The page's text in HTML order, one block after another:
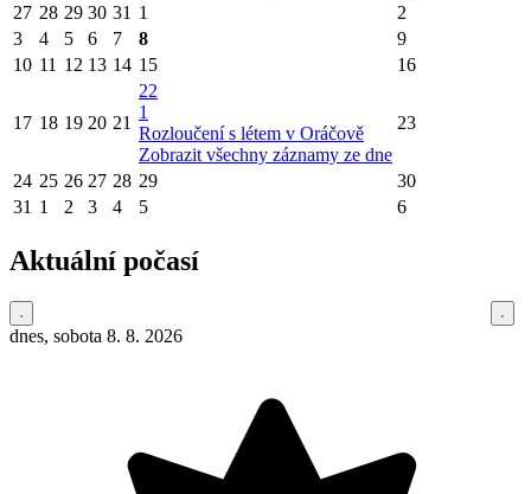
27 28 29 30 31 1
2
3
4 5 6 7 8
9
10 11 12 13 14 15 16
17 18 19 20 21
22
1
Rozloučení s létem v Oráčově
Zobrazit všechny záznamy ze dne
23
24 25 26 27 28 29
30
31 1 2 3 4 5 6
Aktuální počasí
dnes, sobota 8. 8. 2026